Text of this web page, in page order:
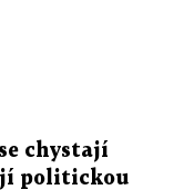
chystají
politickou